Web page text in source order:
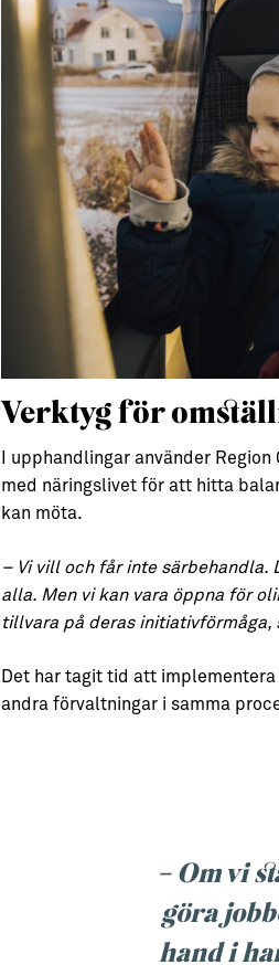
Verktyg för
I upphandlingar använder
med näringslivet för att hitta
kan möta.
– Vi vill och får inte särbehandla.
alla. Men vi kan vara öppna för
tillvara på deras initiativförmåga,
Det har tagit tid att
andra förvaltningar i samma
– Om vi
göra
hand i